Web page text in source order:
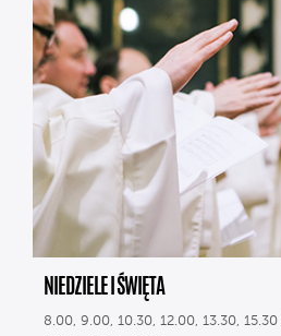
NIEDZIELE I ŚWIĘTA
8.00, 9.00, 10.30, 12.00, 13.30,